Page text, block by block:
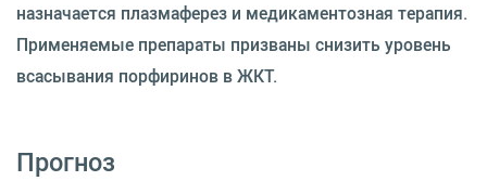
назначается плазмаферез и медикаментозная терапия.
Применяемые препараты призваны снизить уровень
всасывания порфиринов в ЖКТ.
Прогноз